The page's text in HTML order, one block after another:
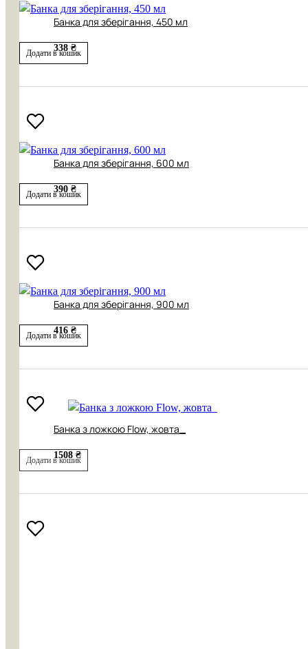
Банка для зберігання, 450 мл
338 ₴
Додати в кошик
Банка для зберігання, 600 мл
390 ₴
Додати в кошик
Банка для зберігання, 900 мл
416 ₴
Додати в кошик
Банка з ложкою Flow, жовта_
1508 ₴
Додати в кошик